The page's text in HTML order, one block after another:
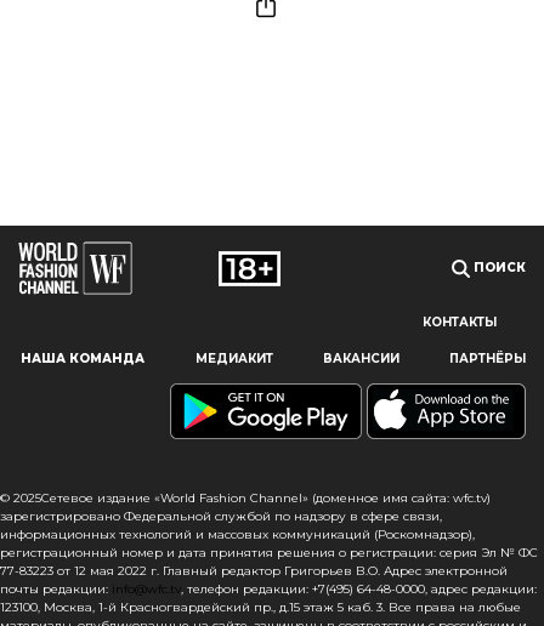
Наш сайт использует файлы cookie и похожие технологии,
пользователям, предоставляя персонализированную
информацию, запоминая предпочтения в области
сайта, вы подтверждаете свое согласие на использование
файлов cookie в соответствии с настоящим уведомлением
в отношении данного типа файлов. Если вы не согласны
с тем, чтобы мы использовали данный тип файлов,
то вы должны соответствующим образом установить
настройки вашего браузера или не использовать сайт wfc.tv
ПОИСК
КОНТАКТЫ
НАША КОМАНДА МЕДИАКИТ ВАКАНСИИ ПАРТНЁРЫ
© 2025Сетевое издание «World Fashion Channel» (доменное имя сайта: wfc.tv)
зарегистрировано Федеральной службой по надзору в сфере связи,
информационных технологий и массовых коммуникаций (Роскомнадзор),
регистрационный номер и дата принятия решения о регистрации: серия Эл № ФС
77-83223 от 12 мая 2022 г. Главный редактор Григорьев В.О. Адрес электронной
почты редакции: info@wfc.tv, телефон редакции: +7(495) 64-48-0000, адрес редакции:
123100, Москва, 1-й Красногвардейский пр., д.15 этаж 5 каб. 3. Все права на любые